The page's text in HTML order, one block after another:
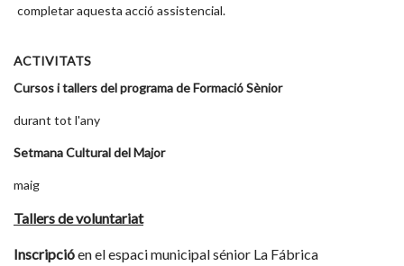
completar aquesta acció assistencial.
ACTIVITATS
Cursos i tallers del programa de Formació Sènior
durant tot l'any
Setmana Cultural del Major
maig
Tallers de voluntariat
Inscripcióen el espaci municipal sénior La Fábrica